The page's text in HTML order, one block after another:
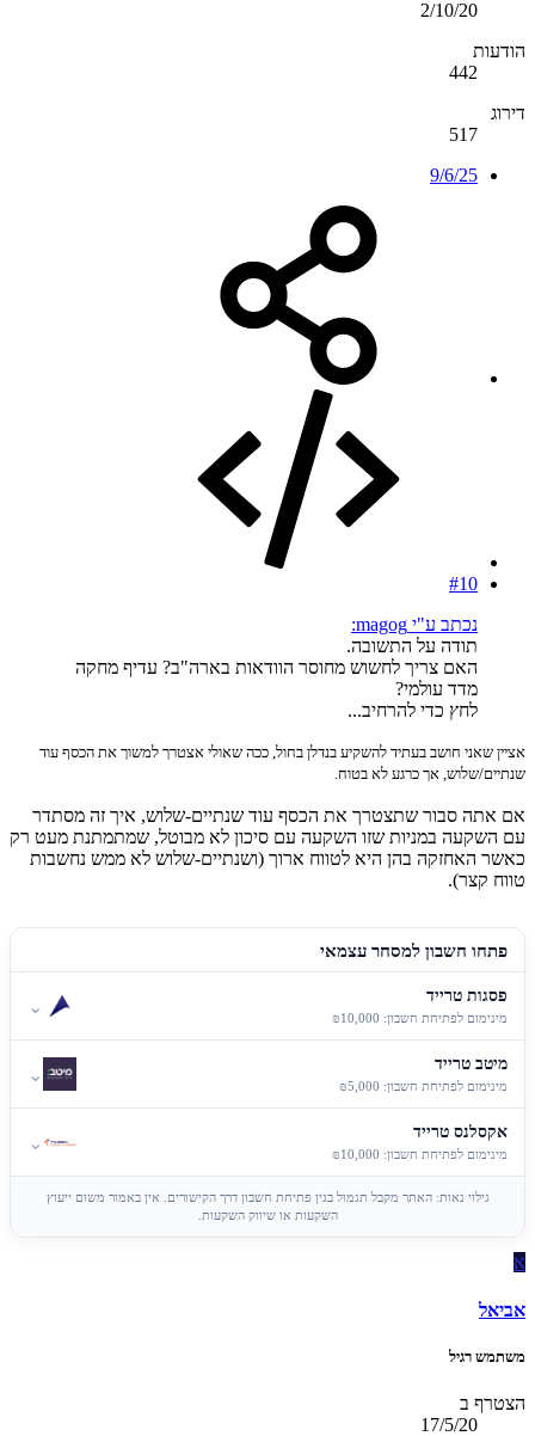
2/10/20
הודעות
442
דירוג
517
9/6/25
#10
נכתב ע"י magog:
תודה על התשובה.
האם צריך לחשוש מחוסר הוודאות בארה"ב? עדיף מחקה
מדד עולמי?
לחץ כדי להרחיב...
אציין שאני חושב בעתיד להשקיע בנדלן בחול, ככה שאולי אצטרך למשוך את הכסף עוד
שנתיים/שלוש, אך כרגע לא בטוח.
אם אתה סבור שתצטרך את הכסף עוד שנתיים-שלוש, איך זה מסתדר
עם השקעה במניות שזו השקעה עם סיכון לא מבוטל, שמתמתנת מעט רק
כאשר האחזקה בהן היא לטווח ארוך (ושנתיים-שלוש לא ממש נחשבות
טווח קצר).
פתחו חשבון למסחר עצמאי
פסגות טרייד
מינימום לפתיחת חשבון: ₪10,000
⌄
מיטב טרייד
מינימום לפתיחת חשבון: ₪5,000
⌄
אקסלנס טרייד
מינימום לפתיחת חשבון: ₪10,000
⌄
גילוי נאות: האתר מקבל תגמול בגין פתיחת חשבון דרך הקישורים. אין באמור משום ייעוץ
השקעות או שיווק השקעות.
א
אביאל
משתמש רגיל
הצטרף ב
17/5/20